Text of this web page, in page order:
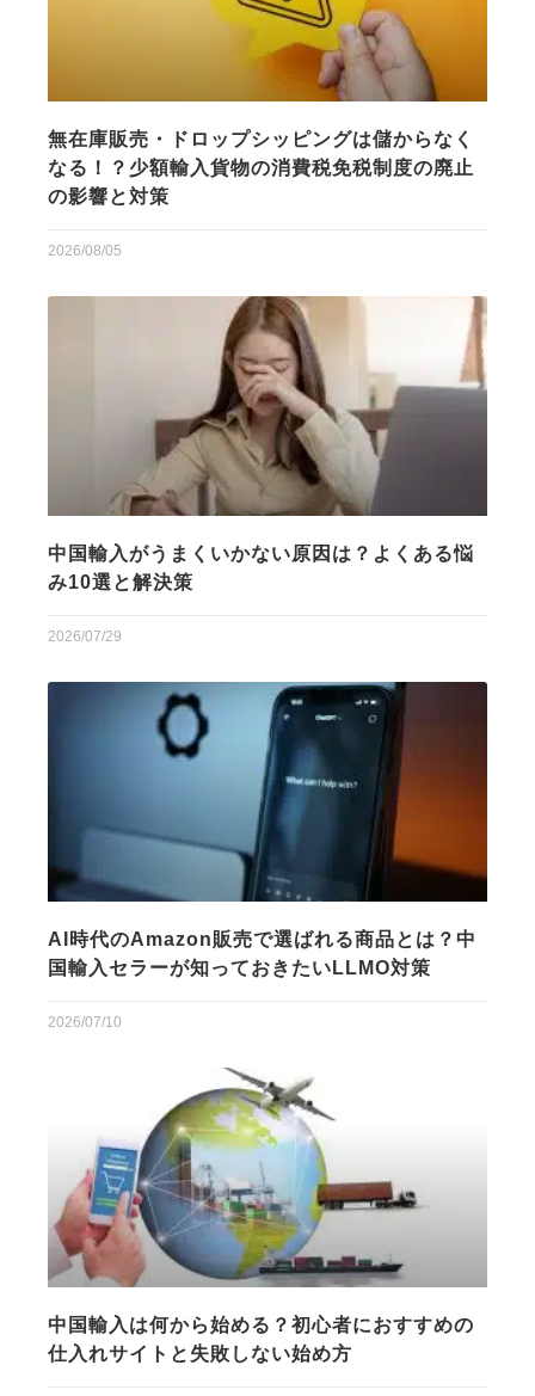
無在庫販売・ドロップシッピングは儲からなく
なる！？少額輸入貨物の消費税免税制度の廃止
の影響と対策
2026/08/05
中国輸入がうまくいかない原因は？よくある悩
み10選と解決策
2026/07/29
AI時代のAmazon販売で選ばれる商品とは？中
国輸入セラーが知っておきたいLLMO対策
2026/07/10
中国輸入は何から始める？初心者におすすめの
仕入れサイトと失敗しない始め方